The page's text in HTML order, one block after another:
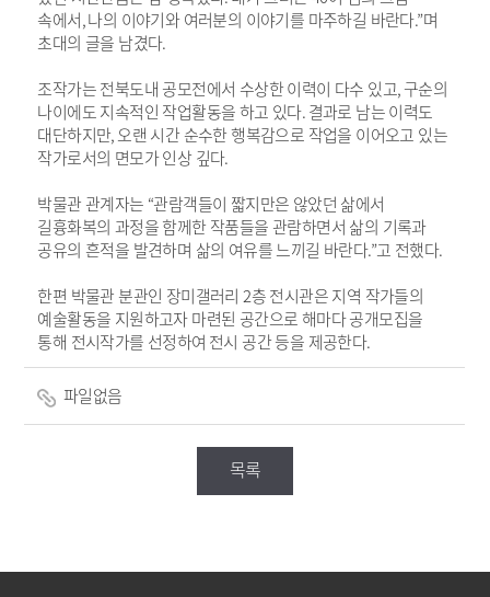
속에서,나의 이야기와 여러분의 이야기를 마주하길 바란다.”며
초대의 글을 남겼다.
조작가는 전북도내 공모전에서 수상한 이력이 다수 있고,구순의
나이에도 지속적인 작업활동을 하고 있다.결과로 남는 이력도
대단하지만,오랜 시간 순수한 행복감으로 작업을 이어오고 있는
작가로서의 면모가 인상 깊다.
박물관 관계자는 “관람객들이 짧지만은 않았던 삶에서
길흉화복의 과정을 함께한 작품들을 관람하면서 삶의 기록과
공유의 흔적을 발견하며 삶의 여유를 느끼길 바란다.”고 전했다.
한편 박물관 분관인 장미갤러리2층 전시관은 지역 작가들의
예술활동을 지원하고자 마련된 공간으로 해마다 공개모집을
통해 전시작가를 선정하여 전시 공간 등을 제공한다.
파일없음
목록